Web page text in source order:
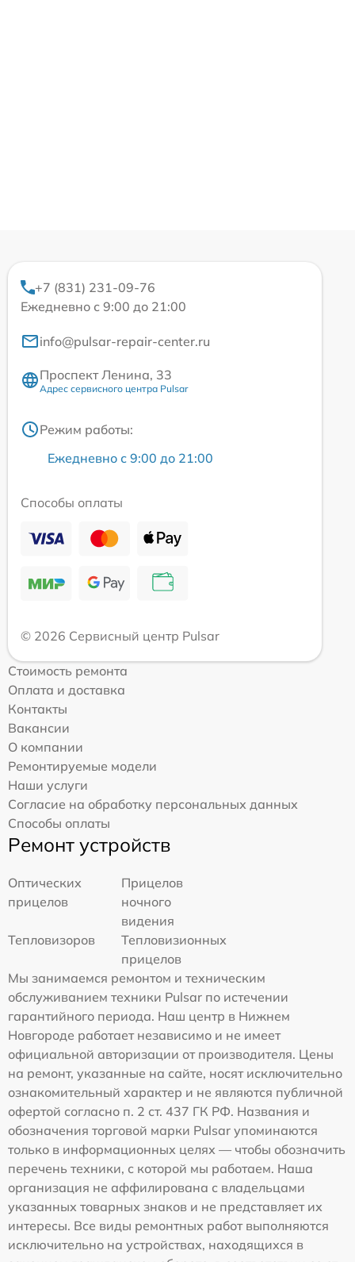
+7 (831) 231-09-76
Ежедневно с 9:00 до 21:00
info@pulsar-repair-center.ru
Проспект Ленина, 33
Адрес сервисного центра Pulsar
Режим работы:
Ежедневно с 9:00 до 21:00
Способы оплаты
© 2026 Сервисный центр Pulsar
Стоимость ремонта
Оплата и доставка
Контакты
Вакансии
О компании
Ремонтируемые модели
Наши услуги
Согласие на обработку персональных данных
Способы оплаты
Ремонт устройств
Оптических
прицелов
Прицелов
ночного
видения
Тепловизоров
Тепловизионных
прицелов
Мы занимаемся ремонтом и техническим
обслуживанием техники Pulsar по истечении
гарантийного периода. Наш центр в Нижнем
Новгороде работает независимо и не имеет
официальной авторизации от производителя. Цены
на ремонт, указанные на сайте, носят исключительно
ознакомительный характер и не являются публичной
офертой согласно п. 2 ст. 437 ГК РФ. Названия и
обозначения торговой марки Pulsar упоминаются
только в информационных целях — чтобы обозначить
перечень техники, с которой мы работаем. Наша
организация не аффилирована с владельцами
указанных товарных знаков и не представляет их
интересы. Все виды ремонтных работ выполняются
исключительно на устройствах, находящихся в